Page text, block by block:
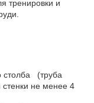
тренировки и
столба (труба
не менее 4